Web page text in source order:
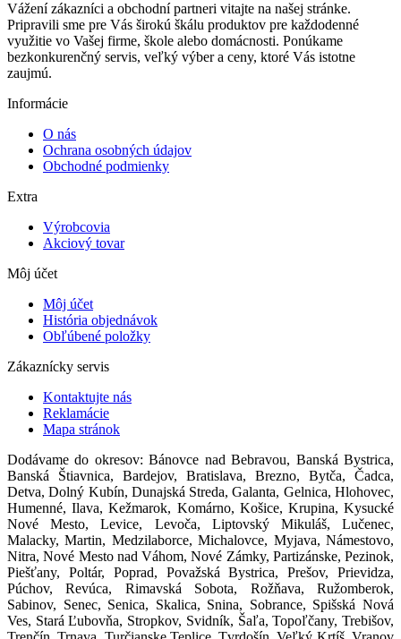
Vážení zákazníci a obchodní partneri vitajte na našej stránke.
Pripravili sme pre Vás širokú škálu produktov pre každodenné
využitie vo Vašej firme, škole alebo domácnosti. Ponúkame
bezkonkurenčný servis, veľký výber a ceny, ktoré Vás istotne
zaujmú.
Informácie
O nás
Ochrana osobných údajov
Obchodné podmienky
Extra
Výrobcovia
Akciový tovar
Môj účet
Môj účet
História objednávok
Obľúbené položky
Zákaznícky servis
Kontaktujte nás
Reklamácie
Mapa stránok
Dodávame do okresov: Bánovce nad Bebravou, Banská Bystrica,
Banská Štiavnica, Bardejov, Bratislava, Brezno, Bytča, Čadca,
Detva, Dolný Kubín, Dunajská Streda, Galanta, Gelnica, Hlohovec,
Humenné, Ilava, Kežmarok, Komárno, Košice, Krupina, Kysucké
Nové Mesto, Levice, Levoča, Liptovský Mikuláš, Lučenec,
Malacky, Martin, Medzilaborce, Michalovce, Myjava, Námestovo,
Nitra, Nové Mesto nad Váhom, Nové Zámky, Partizánske, Pezinok,
Piešťany, Poltár, Poprad, Považská Bystrica, Prešov, Prievidza,
Púchov, Revúca, Rimavská Sobota, Rožňava, Ružomberok,
Sabinov, Senec, Senica, Skalica, Snina, Sobrance, Spišská Nová
Ves, Stará Ľubovňa, Stropkov, Svidník, Šaľa, Topoľčany, Trebišov,